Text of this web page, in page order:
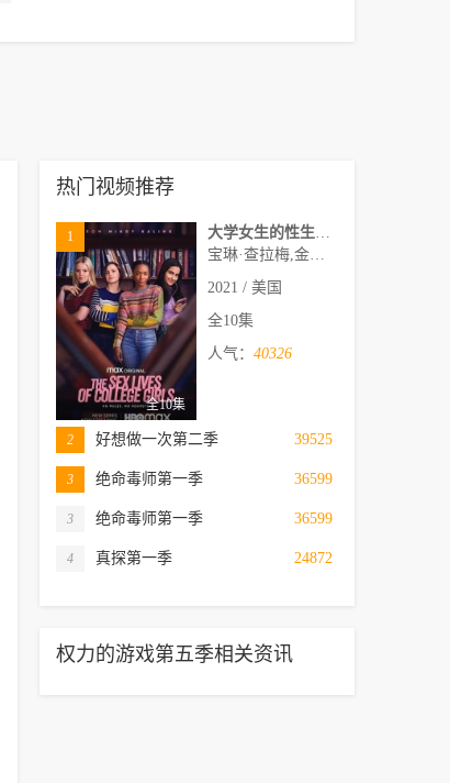
热门视频推荐
全10集
1
2021 / 美国
全10集
人气：40326
2 好想做一次第二季 39525
3 绝命毒师第一季 36599
3 绝命毒师第一季 36599
4 真探第一季 24872
权力的游戏第五季相关资讯